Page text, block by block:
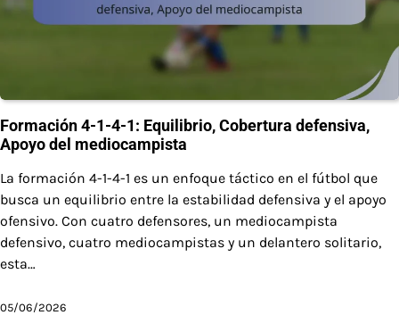
Formación 4-1-4-1: Equilibrio, Cobertura defensiva,
Apoyo del mediocampista
La formación 4-1-4-1 es un enfoque táctico en el fútbol que
busca un equilibrio entre la estabilidad defensiva y el apoyo
ofensivo. Con cuatro defensores, un mediocampista
defensivo, cuatro mediocampistas y un delantero solitario,
esta…
05/06/2026